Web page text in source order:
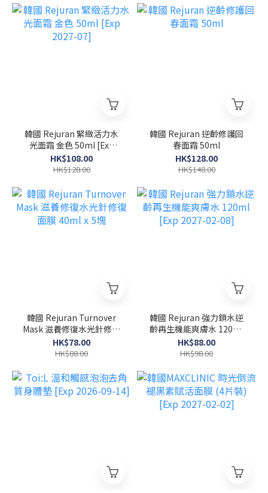
韓國 Rejuran 緊緻活力水
光面霜 金色 50ml [Exp
2027-07]
HK$108.00
HK$128.00
韓國 Rejuran 逆齡修護回
春面霜 50ml
HK$128.00
HK$148.00
韓國 Rejuran Turnover
Mask 滋養修復水光針修復
面膜 40ml x 5塊
HK$78.00
HK$88.00
韓國 Rejuran 強力鎖水逆
齡再生機能爽膚水 120ml
[Exp 2027-02-08]
HK$88.00
HK$98.00